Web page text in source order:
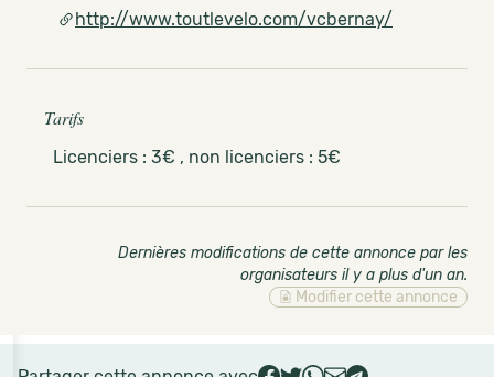
http://www.toutlevelo.com/vcbernay/
Tarifs
Licenciers : 3€ , non licenciers : 5€
Dernières modifications de cette annonce par les
organisateurs il y a plus d'un an.
Modifier cette annonce